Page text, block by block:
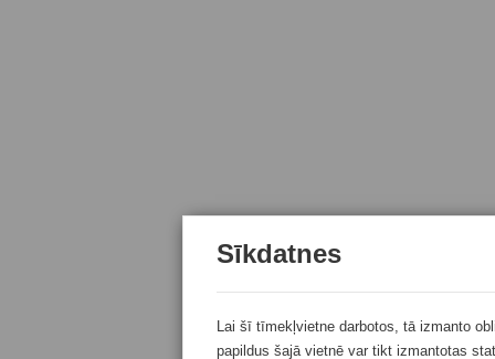
Sīkdatnes
Lai šī tīmekļvietne darbotos, tā izmanto
papildus šajā vietnē var tikt izmantotas